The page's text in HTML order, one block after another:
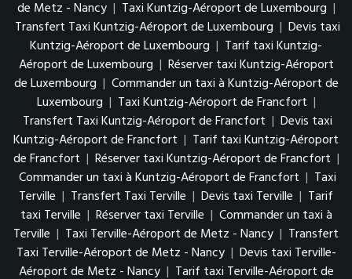
de Metz - Nancy | Taxi Kuntzig-Aéroport de Luxembourg |
Transfert Taxi Kuntzig-Aéroport de Luxembourg | Devis taxi
Kuntzig-Aéroport de Luxembourg | Tarif taxi Kuntzig-
Aéroport de Luxembourg | Réserver taxi Kuntzig-Aéroport
de Luxembourg | Commander un taxi à Kuntzig-Aéroport de
Luxembourg | Taxi Kuntzig-Aéroport de Francfort |
Transfert Taxi Kuntzig-Aéroport de Francfort | Devis taxi
Kuntzig-Aéroport de Francfort | Tarif taxi Kuntzig-Aéroport
de Francfort | Réserver taxi Kuntzig-Aéroport de Francfort |
Commander un taxi à Kuntzig-Aéroport de Francfort | Taxi
Terville | Transfert Taxi Terville | Devis taxi Terville | Tarif
taxi Terville | Réserver taxi Terville | Commander un taxi à
Terville | Taxi Terville-Aéroport de Metz - Nancy | Transfert
Taxi Terville-Aéroport de Metz - Nancy | Devis taxi Terville-
Aéroport de Metz - Nancy | Tarif taxi Terville-Aéroport de